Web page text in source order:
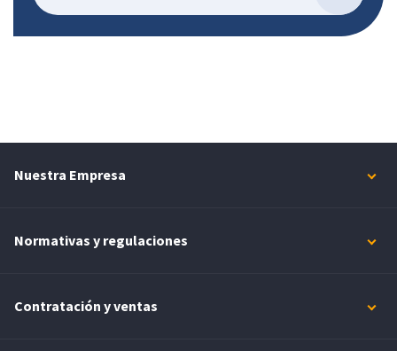
Nuestra Empresa
Normativas y regulaciones
Contratación y ventas